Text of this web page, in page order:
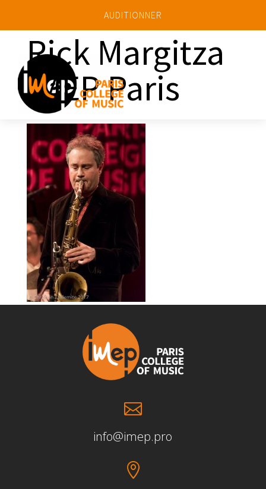
AUDITIONNER
Rick Margitza
IMEP Paris

info@imep.pro
